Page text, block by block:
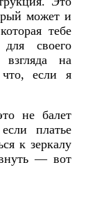
может и
тебе
своего
взгляда на
что, если я
не балет
платье
к зеркалу
— вот